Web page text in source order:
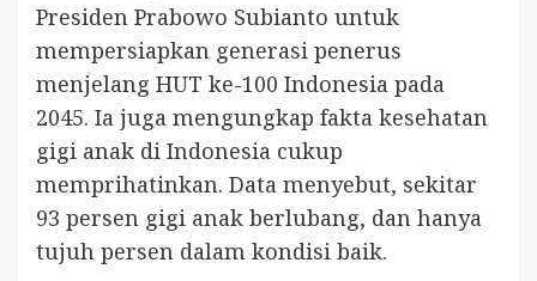
Presiden Prabowo Subianto untuk
mempersiapkan generasi penerus
menjelang HUT ke-100 Indonesia pada
2045. Ia juga mengungkap fakta kesehatan
gigi anak di Indonesia cukup
memprihatinkan. Data menyebut, sekitar
93 persen gigi anak berlubang, dan hanya
tujuh persen dalam kondisi baik.